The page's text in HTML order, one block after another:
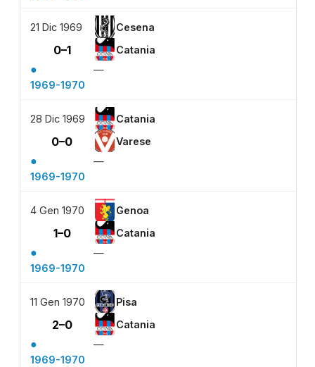
21 Dic 1969 Cesena
0–1 Catania
●
—
1969-1970
28 Dic 1969 Catania
0–0 Varese
●
—
1969-1970
4 Gen 1970 Genoa
1–0 Catania
●
—
1969-1970
11 Gen 1970 Pisa
2–0 Catania
●
—
1969-1970